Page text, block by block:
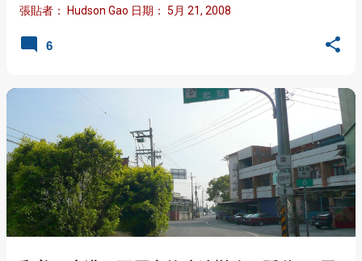
張貼者： Hudson Gao 日期： 5月 21, 2008
6